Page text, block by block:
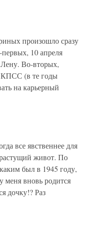
произошло сразу
10 апреля
Во-вторых,
КПСС (в те годы
на карьерный
все явственнее для
живот. По
был в 1945 году,
меня вновь родится
дочку!? Раз